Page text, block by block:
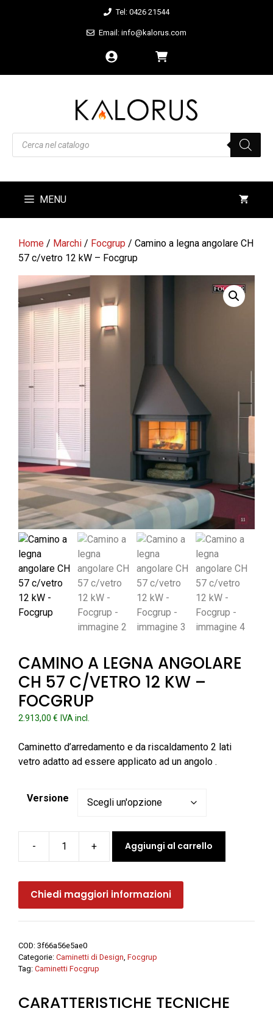
Tel: 0426 21544
Email: info@kalorus.com
Products
search
MENU
Home / Marchi / Focgrup / Camino a legna angolare CH
57 c/vetro 12 kW – Focgrup
CAMINO A LEGNA ANGOLARE
CH 57 C/VETRO 12 KW –
FOCGRUP
2.913,00 € IVA incl.
Caminetto d’arredamento e da riscaldamento 2 lati
vetro adatto ad essere applicato ad un angolo .
Versione
-
Camino
legna
angolare
CH
12
Focgrup
+ Aggiungi al carrello
Chiedi maggiori informazioni
COD: 3f66a56e5ae0
Categorie: Caminetti di Design Focgrup
Tag: Caminetti Focgrup
CARATTERISTICHE TECNICHE